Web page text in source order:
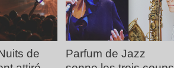
de
Parfum de Jazz